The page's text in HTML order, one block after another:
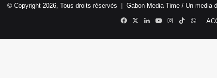
© Copyright 2026, Tous droits réservés | Gabon Media Time / Un media
Facebook
X LinkedinYouTubeInstagram
TikTok